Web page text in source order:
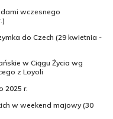
wczesnego
do Czech (29 kwietnia -
w Ciągu Życia wg
z Loyoli
2025 r.
w weekend majowy (30